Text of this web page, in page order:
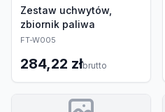
Zestaw uchwytów,
zbiornik paliwa
FT-W005
284,22 złbrutto